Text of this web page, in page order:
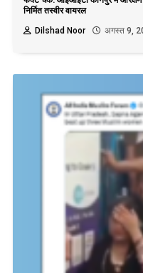
निर्मित तस्वीर वायरल
Dilshad Noor
अगस्त 9,